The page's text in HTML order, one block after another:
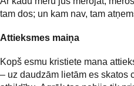
tam dos; un kam nav, tam
Attieksmes maiņa
Kopš esmu kristiete mana
– uz daudzām lietām es skatos